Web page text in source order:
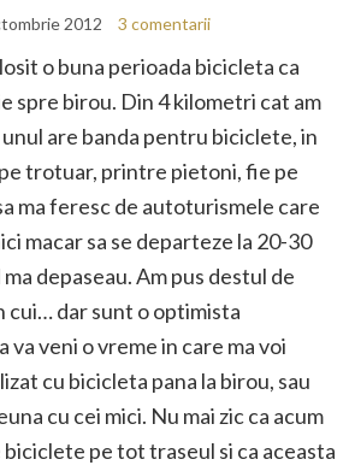
2012 3 comentarii
o buna perioada bicicleta ca
spre birou. Din 4 kilometri cat am
are banda pentru biciclete, in
trotuar, printre pietoni, fie pe
ma feresc de autoturismele care
macar sa se departeze la 20-30
depaseau. Am pus destul de
cui… dar sunt o optimista
va veni o vreme in care ma voi
cu bicicleta pana la birou, sau
cu cei mici. Nu mai zic ca acum
biciclete pe tot traseul si ca aceasta